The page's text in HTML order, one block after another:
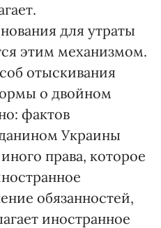
для утраты
этим механизмом.
отыскивания
о двойном
фактов
Украины
права, которое
обязанностей,
иностранное